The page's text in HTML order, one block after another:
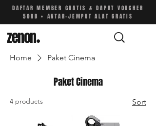
DAFTAR MEMBER GRATIS & DAPAT VOUCHER
50RB • ANTAR-JEMPUT ALAT GRATIS
zenon.
Home Paket Cinema
Paket Cinema
4 products Sort